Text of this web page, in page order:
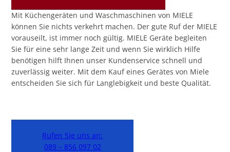
Mit Küchengeräten und Waschmaschinen von MIELE
können Sie nichts verkehrt machen. Der gute Ruf der MIELE
vorauseilt, ist immer noch gültig. MIELE Geräte begleiten
Sie für eine sehr lange Zeit und wenn Sie wirklich Hilfe
benötigen hilft Ihnen unser Kundenservice schnell und
zuverlässig weiter. Mit dem Kauf eines Gerätes von Miele
entscheiden Sie sich für Langlebigkeit und beste Qualität.
Rufen Sie uns an:
089 – 856 097 02